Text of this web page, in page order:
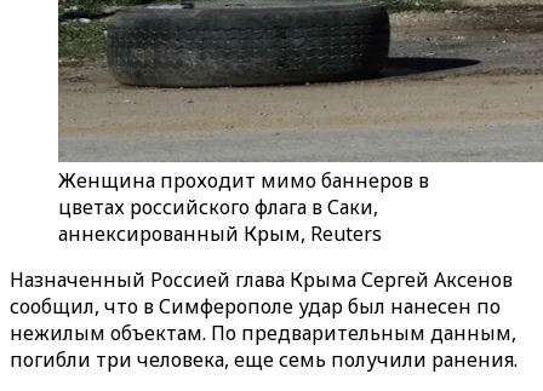
Женщина проходит мимо баннеров в
цветах российского флага в Саки,
аннексированный Крым, Reuters
Назначенный Россией глава Крыма Сергей Аксенов
сообщил, что в Симферополе удар был нанесен по
нежилым объектам. По предварительным данным,
погибли три человека, еще семь получили ранения.